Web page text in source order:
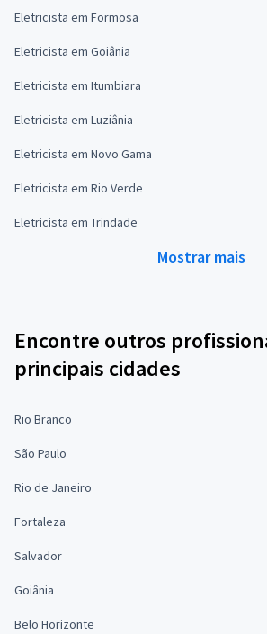
Eletricista em Formosa
Eletricista em Goiânia
Eletricista em Itumbiara
Eletricista em Luziânia
Eletricista em Novo Gama
Eletricista em Rio Verde
Eletricista em Trindade
Mostrar mais
Encontre outros
principais cidades
Rio Branco
São Paulo
Rio de Janeiro
Fortaleza
Salvador
Goiânia
Belo Horizonte